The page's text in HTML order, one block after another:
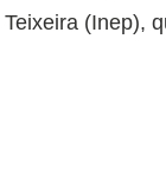
(Inep),